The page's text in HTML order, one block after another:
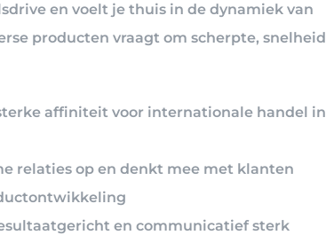
en voelt je thuis in de dynamiek van
producten vraagt om scherpte, snelheid
affiniteit voor internationale handel in
relaties op en denkt mee met klanten
en communicatief sterk